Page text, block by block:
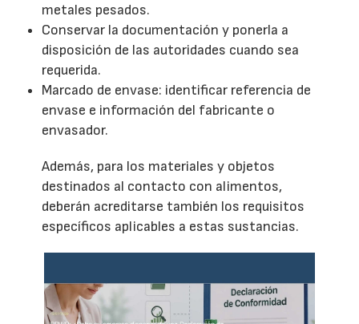
metales pesados.
Conservar la documentación y ponerla a
disposición de las autoridades cuando sea
requerida.
Marcado de envase: identificar referencia de
envase e información del fabricante o
envasador.
Además, para los materiales y objetos
destinados al contacto con alimentos,
deberán acreditarse también los requisitos
específicos aplicables a estas sustancias.